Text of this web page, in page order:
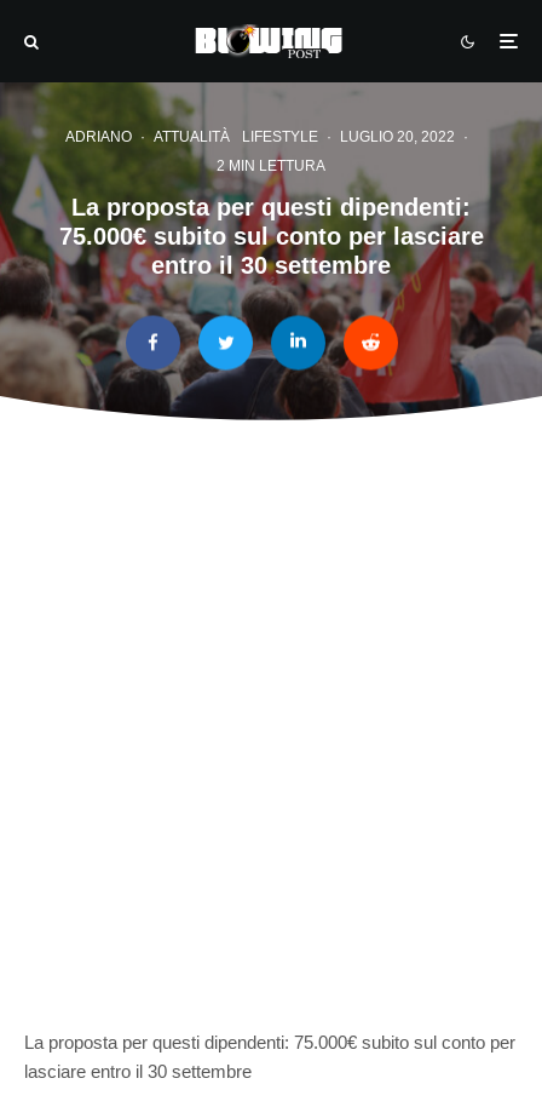
ADRIANO · ATTUALITÀ LIFESTYLE · LUGLIO 20, 2022
·
2 MIN LETTURA
La proposta per questi dipendenti:
75.000€ subito sul conto per lasciare
entro il 30 settembre
La proposta per questi dipendenti: 75.000€ subito sul conto per
lasciare entro il 30 settembre